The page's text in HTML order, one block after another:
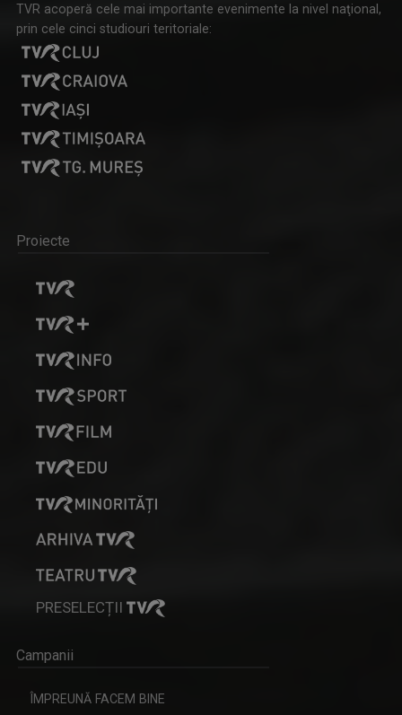
TVR acoperă cele mai importante evenimente la nivel naţional,
prin cele cinci studiouri teritoriale:
Proiecte
PRESELECȚII
Campanii
ÎMPREUNĂ FACEM BINE